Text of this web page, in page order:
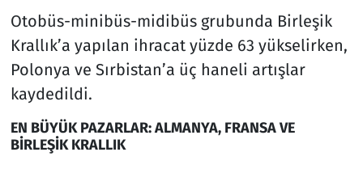
Otobüs-minibüs-midibüs grubunda Birleşik
Krallık’a yapılan ihracat yüzde 63 yükselirken,
Polonya ve Sırbistan’a üç haneli artışlar
kaydedildi.
EN BÜYÜK PAZARLAR: ALMANYA, FRANSA VE
BİRLEŞİK KRALLIK